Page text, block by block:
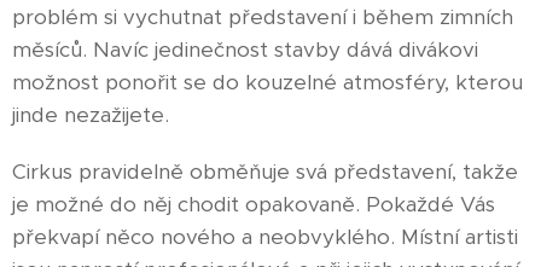
problém si vychutnat představení i během zimních
měsíců. Navíc jedinečnost stavby dává divákovi
možnost ponořit se do kouzelné atmosféry, kterou
jinde nezažijete.
Cirkus pravidelně obměňuje svá představení, takže
je možné do něj chodit opakovaně. Pokaždé Vás
překvapí něco nového a neobvyklého. Místní artisti